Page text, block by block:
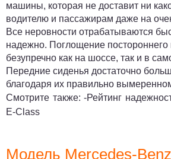
машины, которая не доставит ни
водителю и пассажирам даже на
Все неровности отрабатываются
надежно. Поглощение
безупречно как на шоссе, так и в
Передние сиденья достаточно
благодаря их правильно
Смотрите также: -Рейтинг
E-Class
Модель Mercedes-